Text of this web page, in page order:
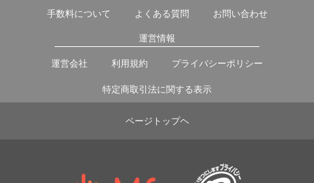
手数料について よくある質問 お問い合わせ
運営情報
運営会社 利用規約 プライバシーポリシー
特定商取引法に関する表示
ページトップヘ